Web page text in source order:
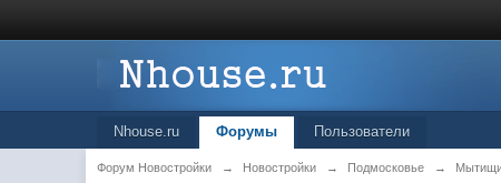
Nhouse.ru Форумы Пользователи
Форум Новостройки → Новостройки → Подмосковье →